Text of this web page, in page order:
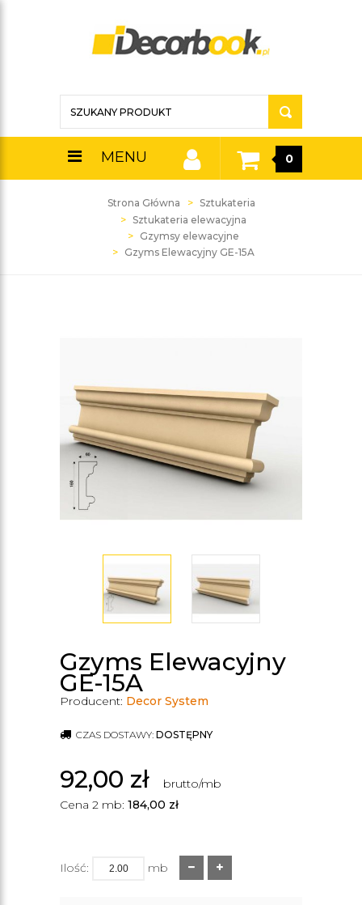
MENU 0
Strona Główna
Sztukateria
Sztukateria elewacyjna
Gzymsy elewacyjne
Gzyms Elewacyjny GE-15A
Gzyms Elewacyjny
GE-15A
Producent: Decor System
CZAS DOSTAWY: DOSTĘPNY
92,00 zł
brutto/mb
Cena 2 mb: 184,00 zł
Ilość: mb